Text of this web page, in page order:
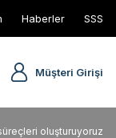
Haberler SSS
Müşteri Girişi
oluşturuyoruz